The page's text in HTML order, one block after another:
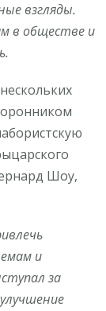
взгляды.
в обществе и
Шоу,
и
за